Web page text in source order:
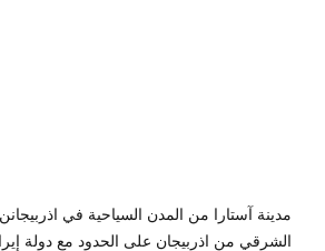
مدينة آستارا من المدن السياحية في
الشرقي من اذربيجان على الحدود مع دولة